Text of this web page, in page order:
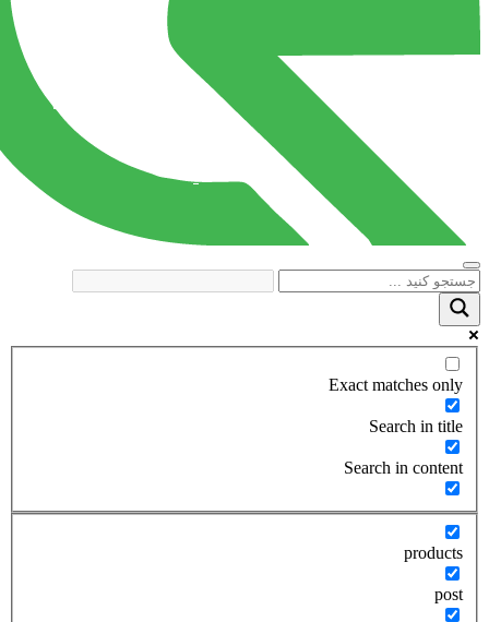
Exact matches only
Search in title
Search in content
products
post